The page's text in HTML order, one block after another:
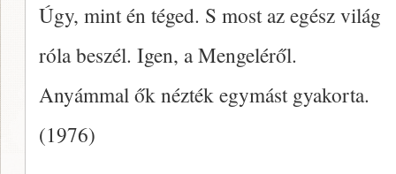
Úgy, mint én téged. S most az egész világ
róla beszél. Igen, a Mengeléről.
Anyámmal ők nézték egymást gyakorta.
(1976)